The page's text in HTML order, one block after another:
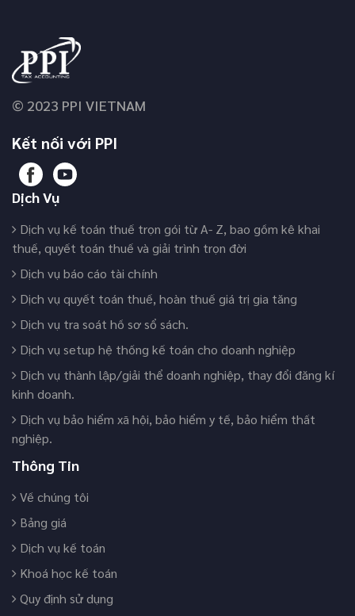
© 2023 PPI VIETNAM
Kết nối với PPI
Dịch Vụ
Dịch vụ kế toán thuế trọn gói từ A- Z, bao gồm kê khai
thuế, quyết toán thuế và giải trình trọn đời
Dịch vụ báo cáo tài chính
Dịch vụ quyết toán thuế, hoàn thuế giá trị gia tăng
Dịch vụ tra soát hồ sơ sổ sách.
Dịch vụ setup hệ thống kế toán cho doanh nghiệp
Dịch vụ thành lập/giải thể doanh nghiệp, thay đổi đăng kí
kinh doanh.
Dịch vụ bảo hiểm xã hội, bảo hiểm y tế, bảo hiểm thất
nghiệp.
Thông Tin
Về chúng tôi
Bảng giá
Dịch vụ kế toán
Khoá học kế toán
Quy định sử dụng